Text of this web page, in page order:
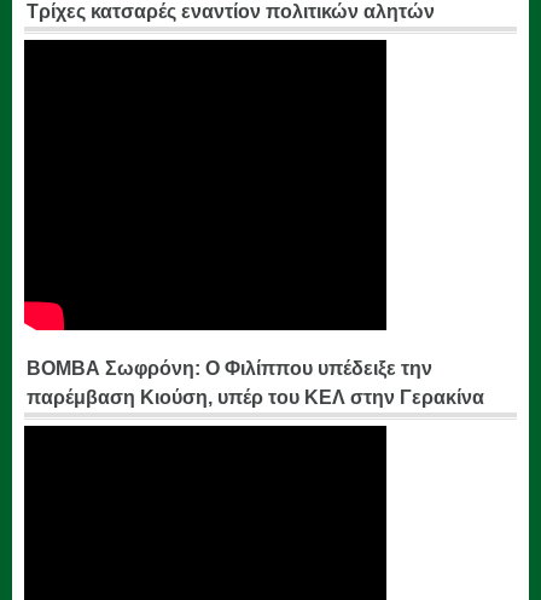
Τρίχες κατσαρές εναντίον πολιτικών αλητών
ΒΟΜΒΑ Σωφρόνη: Ο Φιλίππου υπέδειξε την
παρέμβαση Κιούση, υπέρ του ΚΕΛ στην Γερακίνα